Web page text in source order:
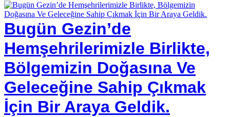
Bugün Gezin’de
Hemşehrilerimizle Birlikte,
Bölgemizin Doğasına Ve
Geleceğine Sahip Çıkmak
İçin Bir Araya Geldik.